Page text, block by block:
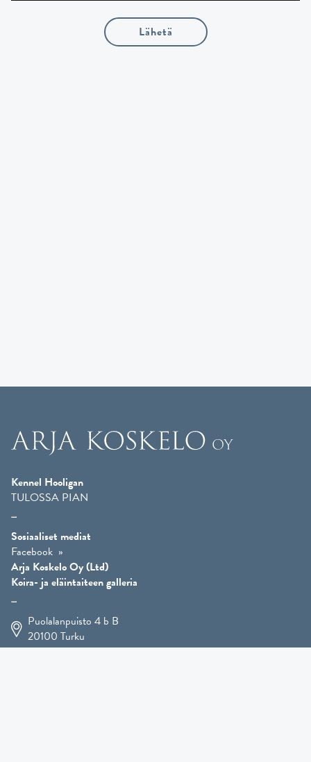
Lähetä
Kennel Hooligan
TULOSSA PIAN
Sosiaaliset mediat
Facebook
Arja Koskelo Oy (Ltd)
Koira- ja eläintaiteen galleria
Puolalanpuisto 4 b B
20100 Turku